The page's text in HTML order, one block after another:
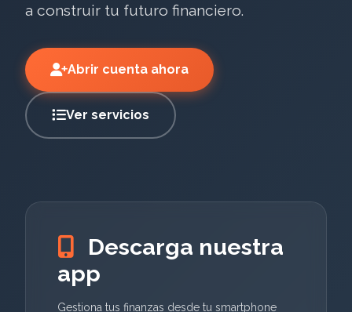
a construir tu futuro financiero.
Abrir cuenta ahora
Ver servicios
Descarga nuestra
app
Gestiona tus finanzas desde tu smartphone